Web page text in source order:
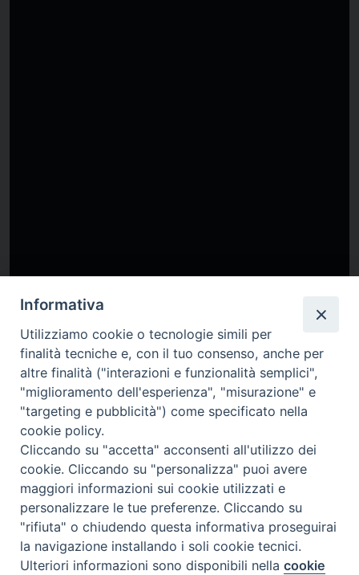
Preferenze Cookie
Informativa
Utilizziamo cookie o tecnologie simili per
finalità tecniche e, con il tuo consenso, anche per
altre finalità ("interazioni e funzionalità semplici",
"miglioramento dell'esperienza", "misurazione" e
"targeting e pubblicità") come specificato nella
cookie policy.
Cliccando su "accetta" acconsenti all'utilizzo dei
cookie. Cliccando su "personalizza" puoi avere
maggiori informazioni sui cookie utilizzati e
personalizzare le tue preferenze. Cliccando su
"rifiuta" o chiudendo questa informativa proseguirai
la navigazione installando i soli cookie tecnici.
Ulteriori informazioni sono disponibili nellacookie